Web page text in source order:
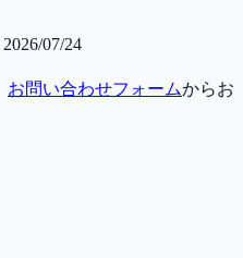
2026/07/24
お問い合わせフォームからお